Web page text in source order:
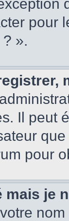
pour
».
Il peut
pour
je